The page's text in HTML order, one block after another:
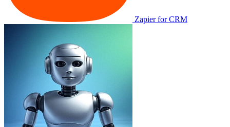
Zapier for CRM